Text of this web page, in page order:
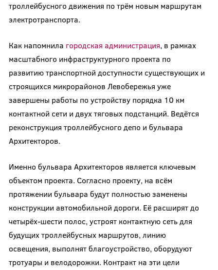
троллейбусного движения по трём новым маршрутам
электротранспорта.
Как напомнила городская администрация, в рамках
масштабного инфраструктурного проекта по
развитию транспортной доступности существующих и
строящихся микрорайонов Левобережья уже
завершены работы по устройству порядка 10 км
контактной сети и двух тяговых подстанций. Ведётся
реконструкция троллейбусного депо и бульвара
Архитекторов.
Именно бульвара Архитекторов является ключевым
объектом проекта. Согласно проекту, на всём
протяжении бульвара будут полностью заменены
конструкции автомобильной дороги. Её расширят до
четырёх-шести полос, устроят контактную сеть для
будущих троллейбусных маршрутов, линию
освещения, выполнят благоустройство, оборудуют
тротуары и велодорожки. Контракт на эти цели